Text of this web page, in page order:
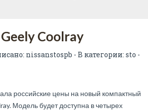
Coolray
nissanstospb - В категории:sto -
российские цены на новый компактный
Модель будет доступна в четырех